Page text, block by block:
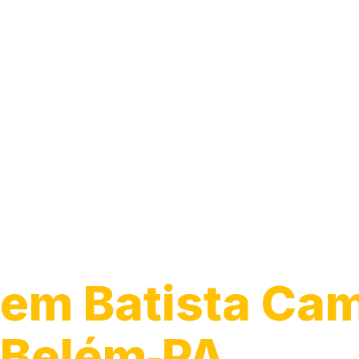
em Batista